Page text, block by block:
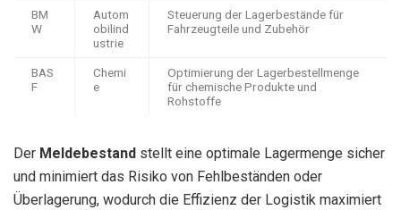
BM
W
Autom
obilind
ustrie
Steuerung der Lagerbestände für
Fahrzeugteile und Zubehör
BAS
F
Chemi
e
Optimierung der Lagerbestellmenge
für chemische Produkte und
Rohstoffe
Der Meldebestand stellt eine optimale Lagermenge sicher
und minimiert das Risiko von Fehlbeständen oder
Überlagerung, wodurch die Effizienz der Logistik maximiert